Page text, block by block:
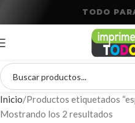
T ODO PAR
Inicio Productos etiquetados
Mostrando los 2 resultados